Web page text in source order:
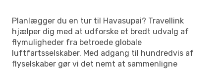
Planlægger du en tur til Havasupai? Travellink
hjælper dig med at udforske et bredt udvalg af
flymuligheder fra betroede globale
luftfartsselskaber. Med adgang til hundredvis af
flyselskaber gør vi det nemt at sammenligne